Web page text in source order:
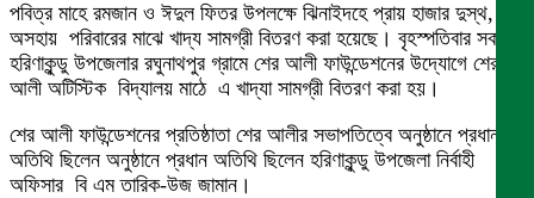
পবিত্র মাহে রমজান ও ঈদুল ফিতর উপলক্ষে ঝিনাইদহে প্রায় হাজার দুস্থ,
অসহায় পরিবারের মাঝে খাদ্য সামগ্রী বিতরণ করা হয়েছে। বৃহস্পতিবার সকালে
হরিণাকুন্ডু উপজেলার রঘুনাথপুর গ্রামে শের আলী ফাউন্ডেশনের উদ্যোগে শের
আলী অটিস্টিক বিদ্যালয় মাঠে এ খাদ্যা সামগ্রী বিতরণ করা হয়।
শের আলী ফাউন্ডেশনের প্রতিষ্ঠাতা শের আলীর সভাপতিত্বে অনুষ্ঠানে প্রধান
অতিথি ছিলেন অনুষ্ঠানে প্রধান অতিথি ছিলেন হরিণাকুন্ডু উপজেলা নির্বাহী
অফিসার বি এম তারিক-উজ জামান।